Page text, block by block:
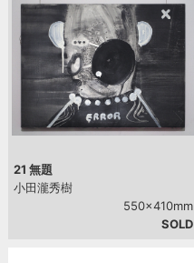
21 無題
小田瀧秀樹
550x410mm
SOLD